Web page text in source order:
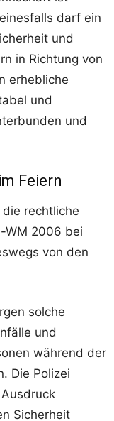
darf ein
und
in Richtung von
erhebliche
und
und
Feiern
rechtliche
WM 2006 bei
von den
solche
und
während der
Die Polizei
Sicherheit